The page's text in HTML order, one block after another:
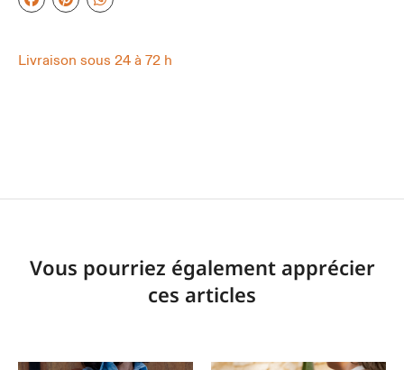
Livraison sous 24 à 72 h
Vous pourriez également apprécier
ces articles